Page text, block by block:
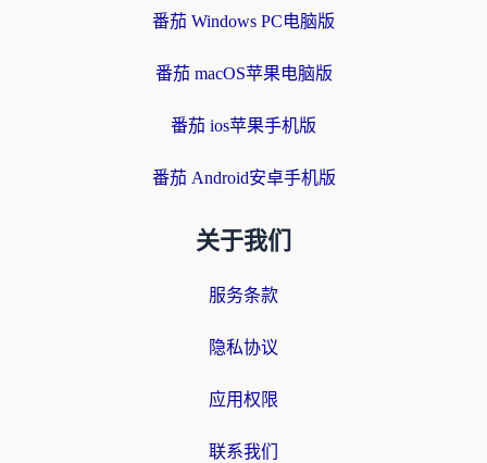
番茄 Windows PC电脑版
番茄 macOS苹果电脑版
番茄 ios苹果手机版
番茄 Android安卓手机版
关于我们
服务条款
隐私协议
应用权限
联系我们